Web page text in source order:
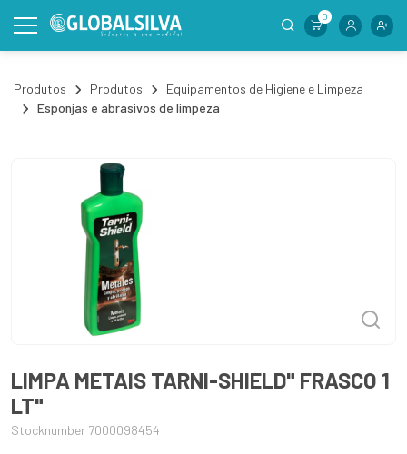
0
Produtos Produtos
Equipamentos de Higiene e Limpeza
Esponjas e abrasivos de limpeza
LIMPA METAIS TARNI-SHIELD" FRASCO 1
LT"
Stocknumber 7000098454